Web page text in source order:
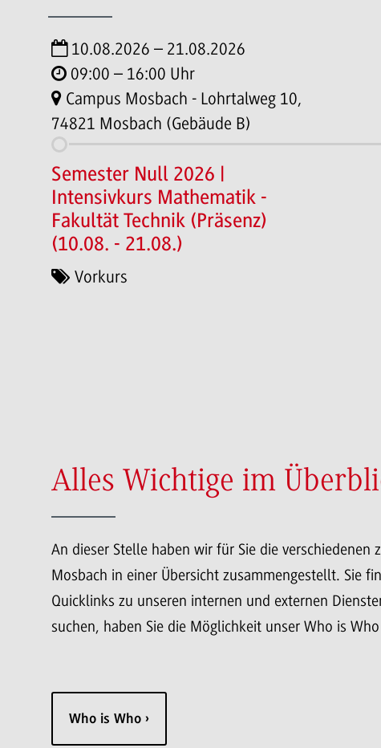
10.08.2026 – 21.08.2026
09:00 – 16:00 Uhr
Campus Mosbach - Lohrtalweg 10,
74821 Mosbach (Gebäude B)
Semester Null 2026 |
Intensivkurs Mathematik -
Fakultät Technik (Präsenz)
(10.08. - 21.08.)
Vorkurs
Alles Wichtige im
An dieser Stelle haben wir für Sie die
Mosbach in einer Übersicht zusammengestellt. Sie
Quicklinks zu unseren internen und externen
suchen, haben Sie die Möglichkeit unser Who is
Who is Who